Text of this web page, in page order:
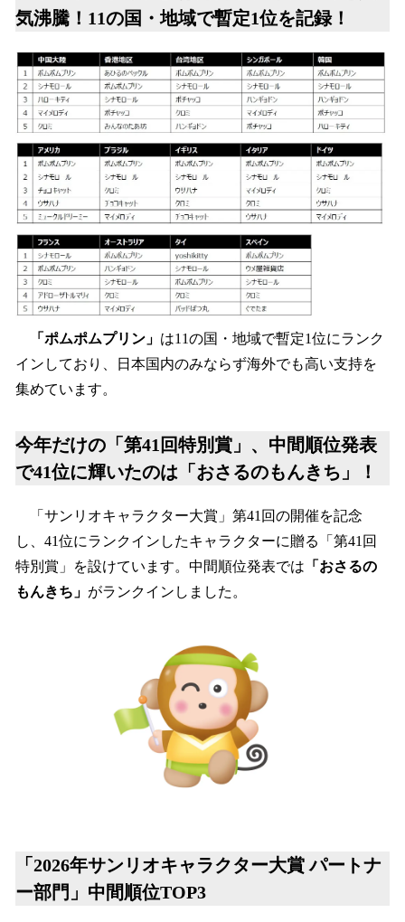
気沸騰！11の国・地域で暫定1位を記録！
「ポムポムプリン」 は11の国・地域で暫定1位にランク
インしており、日本国内のみならず海外でも高い支持を
集めています。
今年だけの「第41回特別賞」、中間順位発表
で41位に輝いたのは「おさるのもんきち」！
「サンリオキャラクター大賞」第41回の開催を記念
し、41位にランクインしたキャラクターに贈る「第41回
特別賞」を設けています。中間順位発表では 「おさるの
もんきち」 がランクインしました。
「2026年サンリオキャラクター大賞 パートナ
ー部門」中間順位TOP3